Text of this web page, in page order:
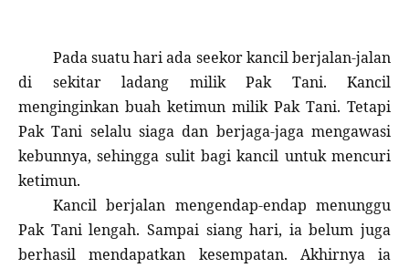
Pada suatu hari ada seekor kancil berjalan-jalan
di sekitar ladang milik Pak Tani. Kancil
menginginkan buah ketimun milik Pak Tani. Tetapi
Pak Tani selalu siaga dan berjaga-jaga mengawasi
kebunnya, sehingga sulit bagi kancil untuk mencuri
ketimun.
Kancil berjalan mengendap-endap menunggu
Pak Tani lengah. Sampai siang hari, ia belum juga
berhasil mendapatkan kesempatan. Akhirnya ia